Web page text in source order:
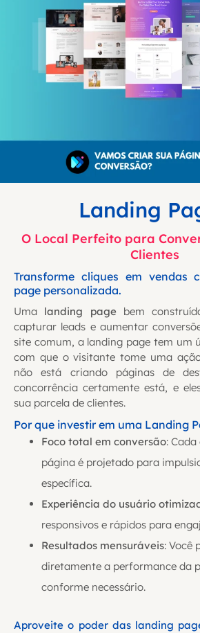
Landing
O Local Perfeito para
Clientes
Transforme cliques em vendas
page personalizada.
Uma landing pagebem
capturar leads e aumentar
site comum, a landing page tem um
com que o visitante tome uma
não está criando páginas de
concorrência certamente está, e
sua parcela de clientes.
Por que investir em uma Landing
Foco total em conversão:
página é projetado para
específica.
Experiência do usuário
responsivos e rápidos para
Resultados mensuráveis: Você
diretamente a performance da
conforme necessário.
Aproveite o poder das landing